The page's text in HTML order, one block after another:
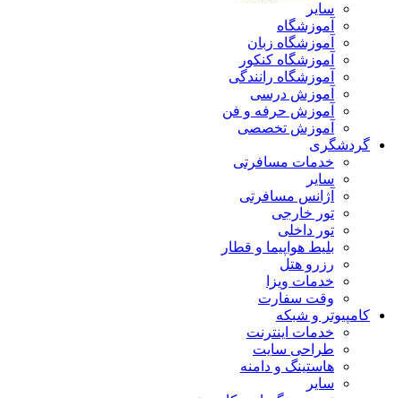
سایر
آموزشگاه
آموزشگاه زبان
آموزشگاه کنکور
آموزشگاه رانندگی
آموزش درسی
آموزش حرفه و فن
آموزش تخصصی
گردشگری
خدمات مسافرتی
سایر
آژانس مسافرتی
تور خارجی
تور داخلی
بلیط هواپیما و قطار
رزرو هتل
خدمات ویزا
وقت سفارت
کامپیوتر و شبکه
خدمات اینترنت
طراحی سایت
هاستینگ و دامنه
سایر